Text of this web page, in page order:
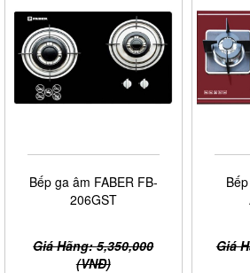
Bếp ga âm FABER FB-
206GST
Giá Hãng: 5,350,000
(VNĐ)
Giá